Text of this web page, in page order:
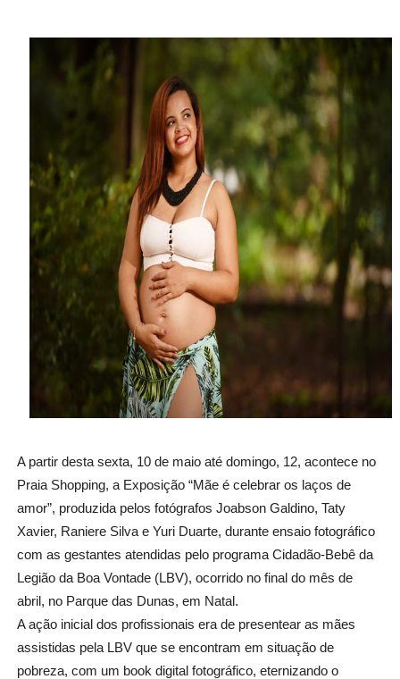
A partir desta sexta, 10 de maio até domingo, 12, acontece no
Praia Shopping, a Exposição “Mãe é celebrar os laços de
amor”, produzida pelos fotógrafos Joabson Galdino, Taty
Xavier, Raniere Silva e Yuri Duarte, durante ensaio fotográfico
com as gestantes atendidas pelo programa Cidadão-Bebê da
Legião da Boa Vontade (LBV), ocorrido no final do mês de
abril, no Parque das Dunas, em Natal.
A ação inicial dos profissionais era de presentear as mães
assistidas pela LBV que se encontram em situação de
pobreza, com um book digital fotográfico, eternizando o